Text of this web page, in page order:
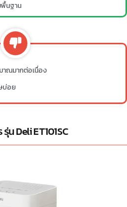
นฐาน
าณมากต่อเนื่อง
บ่อย
น Deli ET101SC